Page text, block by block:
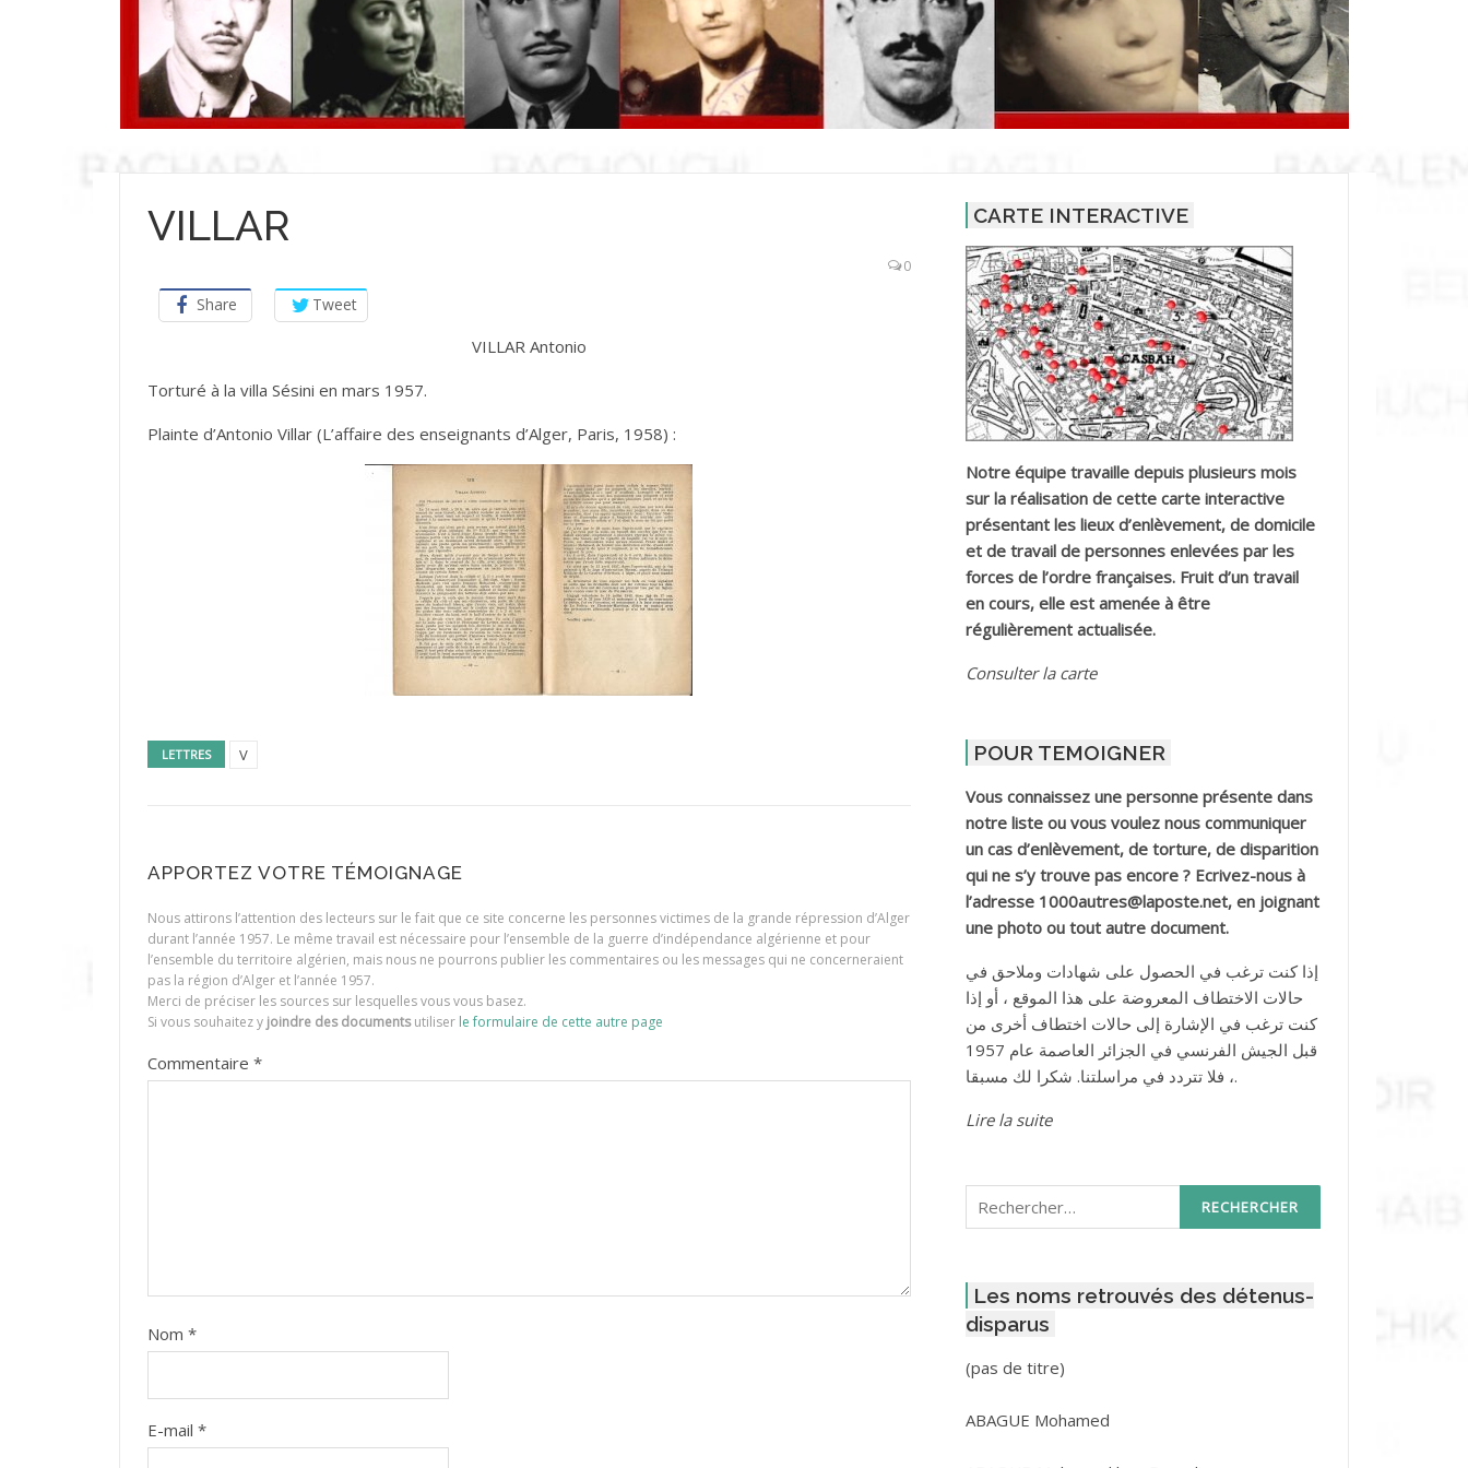
VILLAR
0
Share Tweet
VILLAR Antonio
Torturé à la villa Sésini en mars 1957.
Plainte d’Antonio Villar (L’affaire des enseignants d’Alger, Paris, 1958) :
LETTRES V
APPORTEZ VOTRE TÉMOIGNAGE
Nous attirons l’attention des lecteurs sur le fait que ce site concerne les personnes victimes de la grande répression d’Alger
durant l’année 1957. Le même travail est nécessaire pour l’ensemble de la guerre d’indépendance algérienne et pour
l’ensemble du territoire algérien, mais nous ne pourrons publier les commentaires ou les messages qui ne concerneraient
pas la région d’Alger et l’année 1957.
Merci de préciser les sources sur lesquelles vous vous basez.
Si vous souhaitez y joindre des documentsutiliser le formulaire de cette autre page
Commentaire *
Nom *
E-mail *
CARTE INTERACTIVE
Notre équipe travaille depuis plusieurs mois
sur la réalisation de cette carte interactive
présentant les lieux d’enlèvement, de domicile
et de travail de personnes enlevées par les
forces de l’ordre françaises. Fruit d’un travail
en cours, elle est amenée à être
régulièrement actualisée.
Consulter la carte
POUR TEMOIGNER
Vous connaissez une personne présente dans
notre liste ou vous voulez nous communiquer
un cas d’enlèvement, de torture, de disparition
qui ne s’y trouve pas encore ? Ecrivez-nous à
l’adresse 1000autres@laposte.net, en joignant
une photo ou tout autre document.
إذا كنت ترغب في الحصول على شهادات وملاحق في
حالات الاختطاف المعروضة على هذا الموقع ، أو إذا
كنت ترغب في الإشارة إلى حالات اختطاف أخرى من
قبل الجيش الفرنسي في الجزائر العاصمة عام 1957
، فلا تتردد في مراسلتنا. شكرا لك مسبقا.
Lire la suite
Rechercher :
Les noms retrouvés des détenus-
disparus
(pas de titre)Post
3416
ABAGUE Mohamed